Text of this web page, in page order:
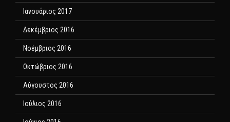
Ιανουάριος 2017
Δεκέμβριος 2016
Νοέμβριος 2016
Οκτώβριος 2016
Αύγουστος 2016
Ιούλιος 2016